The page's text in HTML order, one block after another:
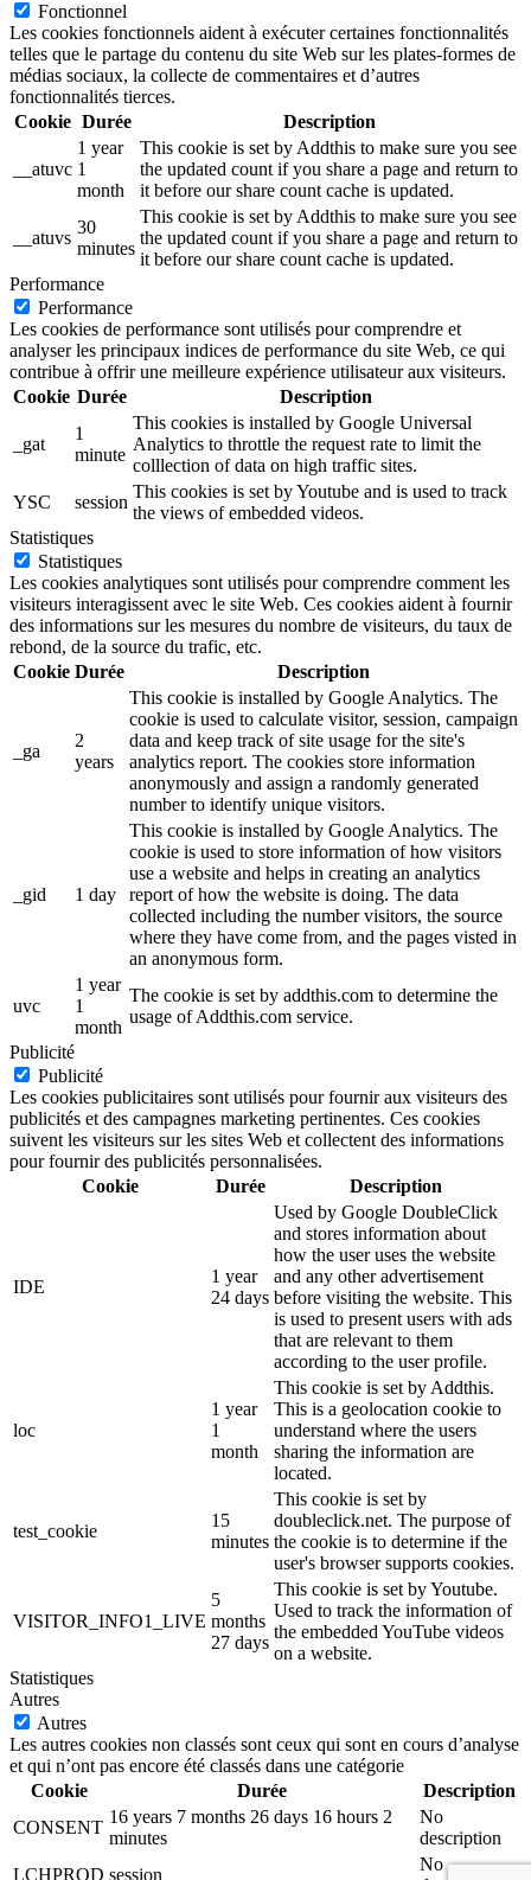
Fonctionnel
Les cookies fonctionnels aident à exécuter certaines fonctionnalités
telles que le partage du contenu du site Web sur les plates-formes de
médias sociaux, la collecte de commentaires et d’autres
fonctionnalités tierces.
Cookie Durée Description
__atuvc
1 year
1
month
This cookie is set by Addthis to make sure you see
the updated count if you share a page and return to
it before our share count cache is updated.
__atuvs
30
minutes
This cookie is set by Addthis to make sure you see
the updated count if you share a page and return to
it before our share count cache is updated.
Performance
Performance
Les cookies de performance sont utilisés pour comprendre et
analyser les principaux indices de performance du site Web, ce qui
contribue à offrir une meilleure expérience utilisateur aux visiteurs.
Cookie Durée Description
_gat
1
minute
This cookies is installed by Google Universal
Analytics to throttle the request rate to limit the
colllection of data on high traffic sites.
YSC
session
This cookies is set by Youtube and is used to track
the views of embedded videos.
Statistiques
Statistiques
Les cookies analytiques sont utilisés pour comprendre comment les
visiteurs interagissent avec le site Web. Ces cookies aident à fournir
des informations sur les mesures du nombre de visiteurs, du taux de
rebond, de la source du trafic, etc.
Cookie Durée Description
_ga
2
years
This cookie is installed by Google Analytics. The
cookie is used to calculate visitor, session, campaign
data and keep track of site usage for the site's
analytics report. The cookies store information
anonymously and assign a randomly generated
number to identify unique visitors.
_gid 1 day
This cookie is installed by Google Analytics. The
cookie is used to store information of how visitors
use a website and helps in creating an analytics
report of how the website is doing. The data
collected including the number visitors, the source
where they have come from, and the pages visted in
an anonymous form.
uvc
1 year
1
month
The cookie is set by addthis.com to determine the
usage of Addthis.com service.
Publicité
Publicité
Les cookies publicitaires sont utilisés pour fournir aux visiteurs des
publicités et des campagnes marketing pertinentes. Ces cookies
suivent les visiteurs sur les sites Web et collectent des informations
pour fournir des publicités personnalisées.
Cookie
Durée Description
IDE
1 year
24 days
Used by Google DoubleClick
and stores information about
how the user uses the website
and any other advertisement
before visiting the website. This
is used to present users with ads
that are relevant to them
according to the user profile.
loc
1 year
1
month
This cookie is set by Addthis.
This is a geolocation cookie to
understand where the users
sharing the information are
located.
test_cookie
15
minutes
This cookie is set by
doubleclick.net. The purpose of
the cookie is to determine if the
user's browser supports cookies.
VISITOR_INFO1_LIVE
5
months
27 days
This cookie is set by Youtube.
Used to track the information of
the embedded YouTube videos
on a website.
Statistiques
Autres
Autres
Les autres cookies non classés sont ceux qui sont en cours d’analyse
et qui n’ont pas encore été classés dans une catégorie
Cookie
Durée
Description
CONSENT
16 years 7 months 26 days 16 hours 2
minutes
No
description
LCHPROD session
No